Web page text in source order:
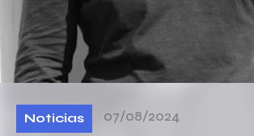
Noticias 07/08/2024